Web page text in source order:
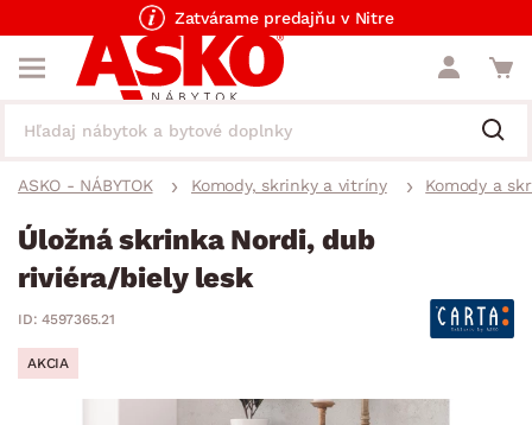
Zatvárame predajňu v Nitre
ASKO - NÁBYTOK Komody, skrinky a vitríny Komody a
Úložná skrinka Nordi, dub
riviéra/biely lesk
ID: 4597365.21
AKCIA